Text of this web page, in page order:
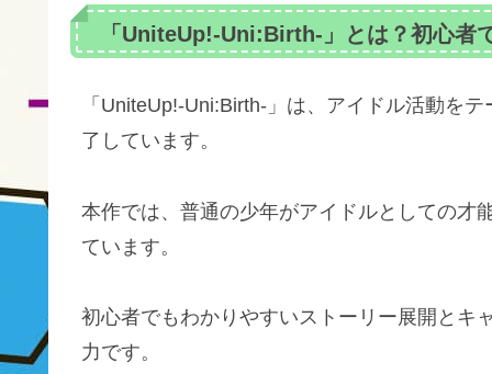
「UniteUp!-Uni:Birth-」とは？初心者
「UniteUp!-Uni:Birth-」は、アイドル活動を
了しています。
本作では、普通の少年がアイドルとしての才
ています。
初心者でもわかりやすいストーリー展開とキ
力です。